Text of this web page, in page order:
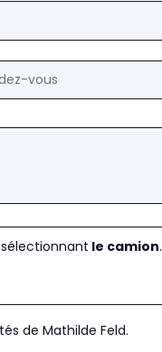
le camion.
de Mathilde Feld.